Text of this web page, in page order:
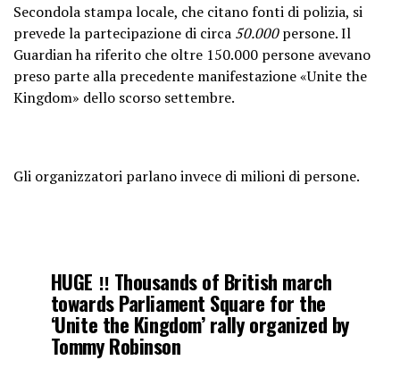
Secondola stampa locale, che citano fonti di polizia, si
prevede la partecipazione di circa 50.000persone. Il
Guardian ha riferito che oltre 150.000 persone avevano
preso parte alla precedente manifestazione «Unite the
Kingdom» dello scorso settembre.
Gli organizzatori parlano invece di milioni di persone.
HUGE ‼️ Thousands of British march
towards Parliament Square for the
‘Unite the Kingdom’ rally organized by
Tommy Robinson